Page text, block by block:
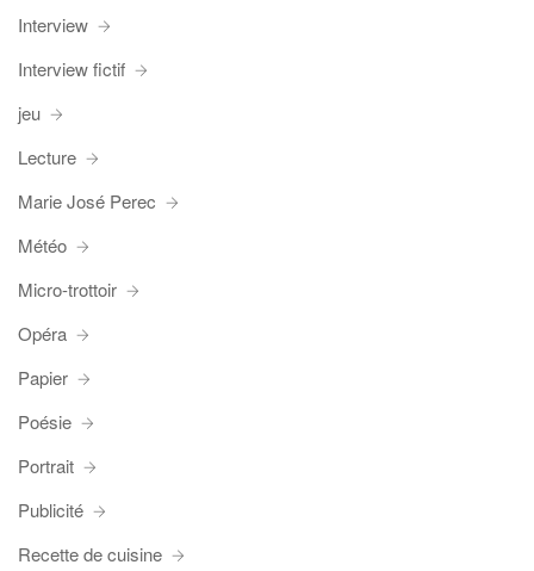
Interview
Interview fictif
jeu
Lecture
Marie José Perec
Météo
Micro-trottoir
Opéra
Papier
Poésie
Portrait
Publicité
Recette de cuisine